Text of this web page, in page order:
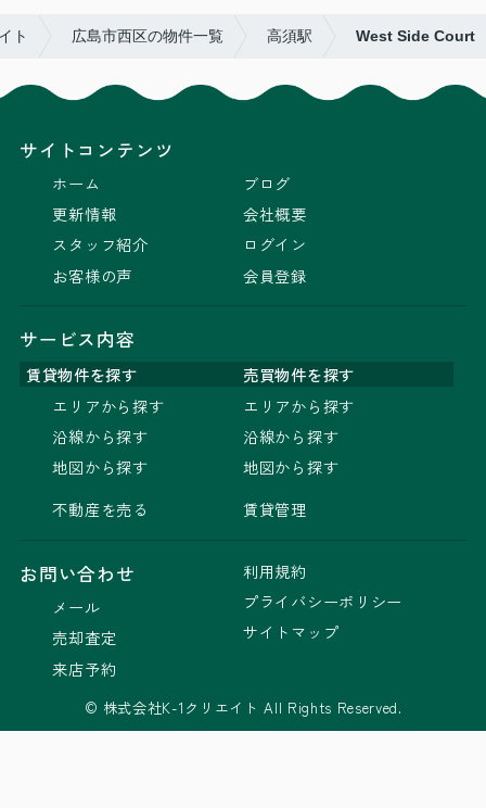
ト 広島市西区の物件一覧 高須駅 West Side Court
サイトコンテンツ
ホーム
更新情報
スタッフ紹介
お客様の声
ブログ
会社概要
ログイン
会員登録
サービス内容
賃貸物件を探す
売買物件を探す
エリアから探す
沿線から探す
地図から探す
不動産を売る
エリアから探す
沿線から探す
地図から探す
賃貸管理
お問い合わせ
メール
売却査定
来店予約
利用規約
プライバシーポリシー
サイトマップ
© 株式会社K-1クリエイト All Rights Reserved.